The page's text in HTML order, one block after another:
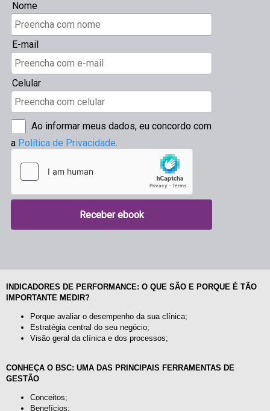
INDICADORES DE PERFORMANCE: O QUE SÃO E PORQUE É TÃO
IMPORTANTE MEDIR?
Porque avaliar o desempenho da sua clínica;
Estratégia central do seu negócio;
Visão geral da clínica e dos processos;
CONHEÇA O BSC: UMA DAS PRINCIPAIS FERRAMENTAS DE
GESTÃO
Conceitos;
Benefícios;